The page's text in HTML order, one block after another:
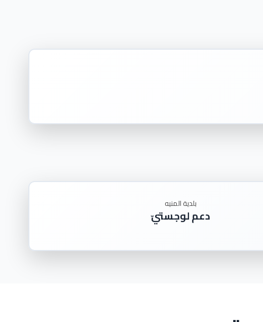
بلدية المنيه
دعم لوجستيّ